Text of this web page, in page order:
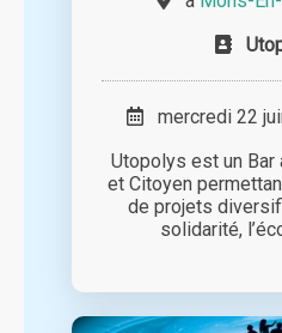
mercredi 22
Utopolys est un
et Citoyen
de projets
solidarité,